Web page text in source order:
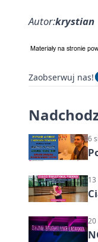
Autor:krystian
Zaobserwuj nas!
6
20